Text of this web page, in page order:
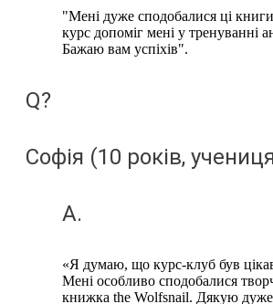
"Мені дуже сподобалися ці
курс допоміг мені у тренуванні
Бажаю вам успіхів".
Q?
Софія (10 років,
A.
«Я думаю, що курс-клуб був
Мені особливо сподобалися
книжка the Wolfsnail. Дякую